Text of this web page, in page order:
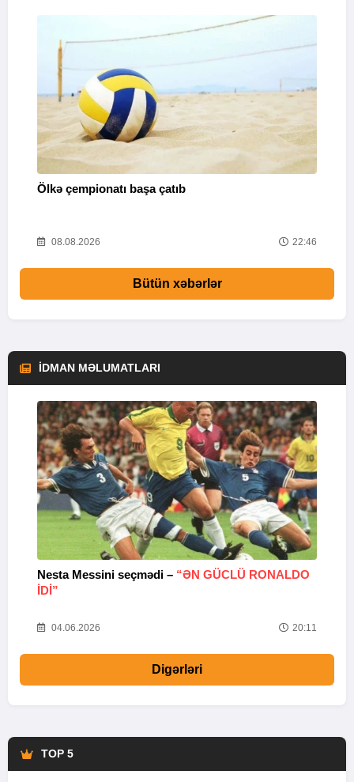
Ölkə çempionatı başa çatıb
08.08.2026 22:46
Bütün xəbərlər
İDMAN MƏLUMATLARI
Nesta Messini seçmədi – “ƏN GÜCLÜ RONALDO
IDI”
04.06.2026 20:11
Digərləri
TOP 5